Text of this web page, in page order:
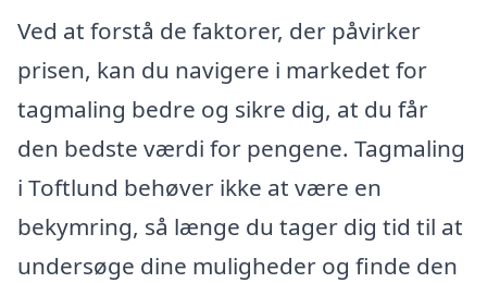
Ved at forstå de faktorer, der påvirker
prisen, kan du navigere i markedet for
tagmaling bedre og sikre dig, at du får
den bedste værdi for pengene. Tagmaling
i Toftlund behøver ikke at være en
bekymring, så længe du tager dig tid til at
undersøge dine muligheder og finde den